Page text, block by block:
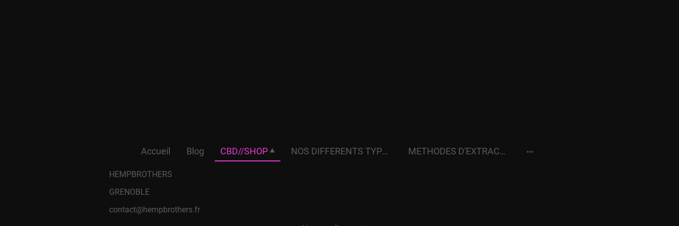
Accueil Blog CBD//SHOP NOS DIFFERENTS TYPES DE TERPENES METHODES D'EXTRACTIONS
HEMPBROTHERS
GRENOBLE
contact@hempbrothers.fr